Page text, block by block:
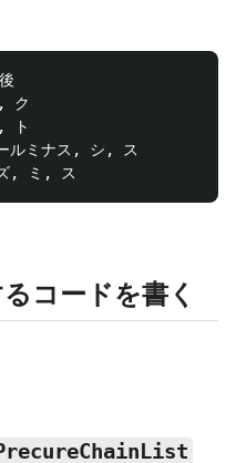
ク
ト
ルミナス, シ, ス
コードを書く